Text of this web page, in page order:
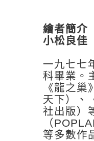
繪者簡介
小松良佳
一九七七
科畢業。
《龍之
天下）、
社出版）
（
等多數作